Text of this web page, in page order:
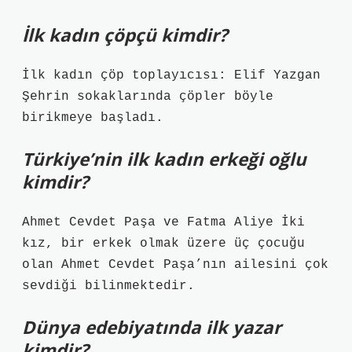
İlk kadın çöpçü kimdir?
İlk kadın çöp toplayıcısı: Elif Yazgan
Şehrin sokaklarında çöpler böyle
birikmeye başladı.
Türkiye’nin ilk kadın erkeği oğlu
kimdir?
Ahmet Cevdet Paşa ve Fatma Aliye İki
kız, bir erkek olmak üzere üç çocuğu
olan Ahmet Cevdet Paşa’nın ailesini çok
sevdiği bilinmektedir.
Dünya edebiyatında ilk yazar